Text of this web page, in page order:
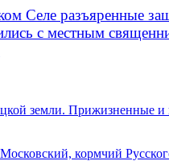
Селе разъяренные
с местным
земли. Прижизненные и
кормчий